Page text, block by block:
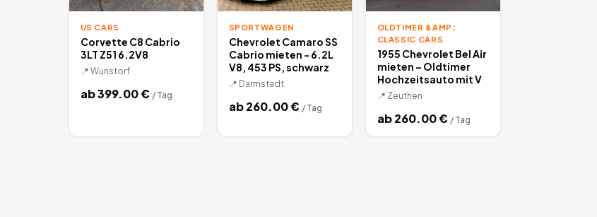
US CARS
Corvette C8 Cabrio
3LT Z51 6.2V8
📍 Wunstorf
ab399.00€ / Tag
SPORTWAGEN
Chevrolet Camaro SS
Cabrio mieten - 6.2L
V8, 453 PS, schwarz
📍 Darmstadt
ab260.00€ / Tag
OLDTIMER &AMP;
CLASSIC CARS
1955 Chevrolet Bel Air
mieten – Oldtimer
Hochzeitsauto mit V
📍 Zeuthen
ab260.00€ / Tag